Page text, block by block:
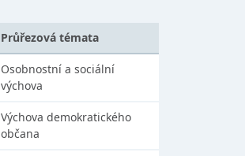
Průřezová témata
Osobnostní a sociální
výchova
Výchova demokratického
občana